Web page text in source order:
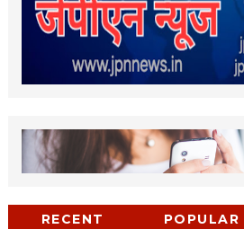
RECENT POPULAR